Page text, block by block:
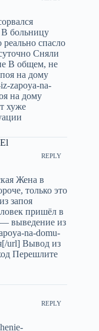
В больницу
спасло
Сняли
В общем, не
на дому
zapoya-na-
на дому
хуже
REPLY
Жена в
только это
запоя
пришёл в
выведение из
na-domu-
url] Вывод из
Перешлите
REPLY